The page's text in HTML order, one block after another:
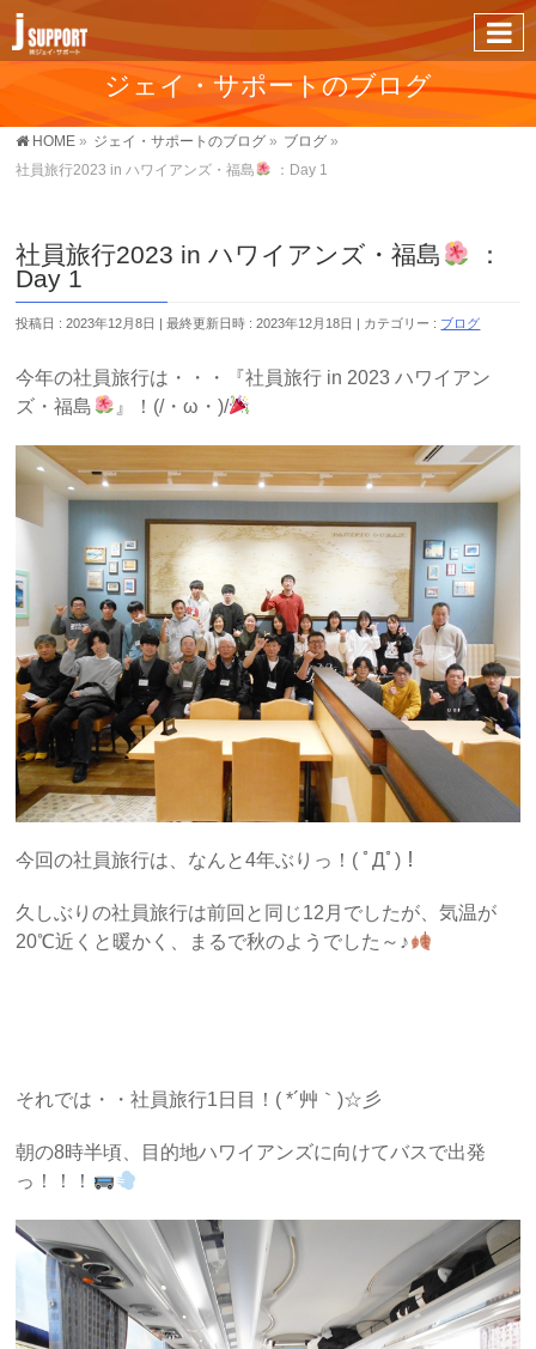
ジェイ・サポートのブログ
HOME » ジェイ・サポートのブログ » ブログ »
社員旅行2023 in ハワイアンズ・福島
：Day 1
社員旅行2023 in ハワイアンズ・福島
：
Day 1
投稿日 : 2023年12月8日 最終更新日時 : 2023年12月18日 カテゴリー : ブログ
今年の社員旅行は・・・『社員旅行 in 2023 ハワイアン
ズ・福島
』！(/・ω・)/
今回の社員旅行は、なんと4年ぶりっ！( ﾟДﾟ)！
久しぶりの社員旅行は前回と同じ12月でしたが、気温が
20℃近くと暖かく、まるで秋のようでした～♪
それでは・・社員旅行1日目！( *´艸｀)☆彡
朝の8時半頃、目的地ハワイアンズに向けてバスで出発
っ！！！